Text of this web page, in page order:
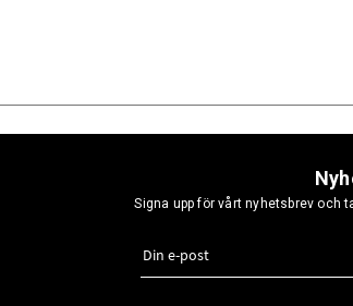
Signa upp för vårt nyhetsbrev och